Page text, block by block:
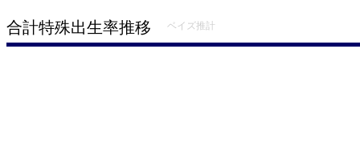
合計特殊出生率推移 ベイズ推計